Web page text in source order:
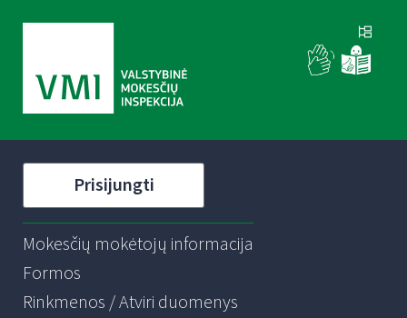
Prisijungti
Mokesčių mokėtojų informacija
Formos
Rinkmenos / Atviri duomenys